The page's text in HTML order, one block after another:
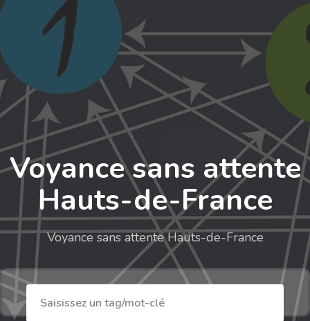
Voyance sans attente
Hauts-de-France
Voyance sans attente Hauts-de-France